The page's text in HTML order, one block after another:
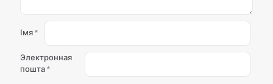
Імя*
Электронная
пошта*